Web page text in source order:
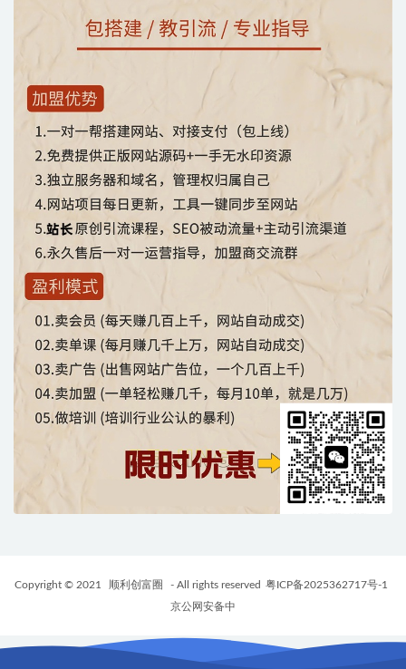
Copyright © 2021 顺利创富圈 - All rights reserved 粤ICP备2025362717号-1
京公网安备中